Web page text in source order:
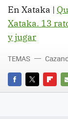
En Xataka |
Xataka. 13
y jugar
FACEBOOK
TWITTER
TEMAS